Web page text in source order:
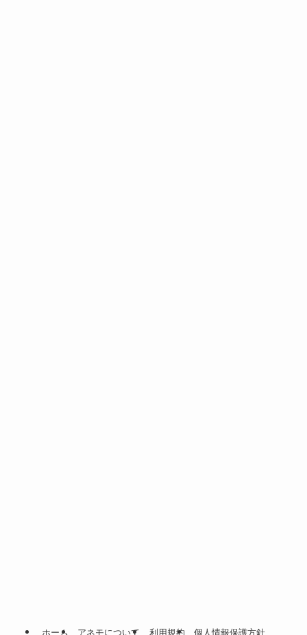
ホーム アネモについて 利用規約 個人情報保護方針